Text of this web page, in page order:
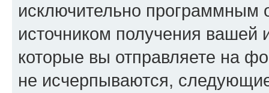
исключительно программным
источником получения
которые вы отправляете на
не исчерпываются,